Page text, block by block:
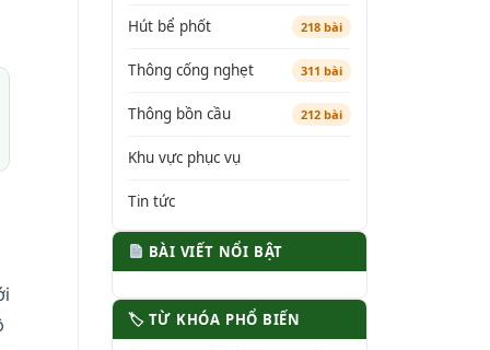
Hút bể phốt 218 bài
Thông cống nghẹt 311 bài
Thông bồn cầu 212 bài
Khu vực phục vụ
Tin tức
BÀI VIẾT NỔI BẬT
🏷 TỪ KHÓA PHỔ BIẾN